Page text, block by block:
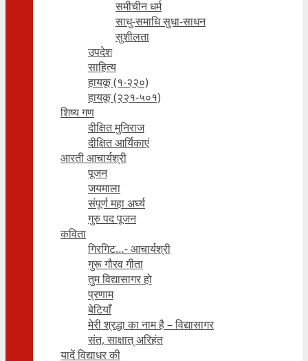
समीचीन धर्म
साधु-समाधि सुधा-साधन
सुशीलता
उपदेश
साहित्य
हायकू (१‍-२२०)
हायकू (२२१-५०१)
शिष्य गण
दीक्षित मुनिराज
दीक्षित आर्यिकाएं
आरती आचार्यश्री
पूजन
जयमाला
संपूर्ण महा अर्घ्य
गुरु पद पूजन
कविता
गिरगिट…- आचार्यश्री
गुरू गौरव गीता
तुम विद्यासागर हो
प्रणाम
बेटियाँ
मेरी श्रद्धा का नाम है – विद्यासागर
संत, साक्षात् अरिहंत
यादें विद्याधर की